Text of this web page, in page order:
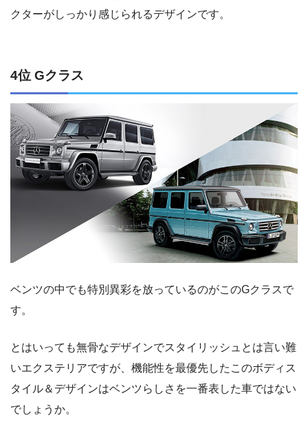
クターがしっかり感じられるデザインです。
4位 Gクラス
ベンツの中でも特別異彩を放っているのがこのGクラスで
す。
とはいっても無骨なデザインでスタイリッシュとは言い難
いエクステリアですが、機能性を最優先したこのボディス
タイル＆デザインはベンツらしさを一番表した車ではない
でしょうか。